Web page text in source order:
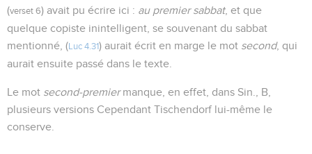
(verset 6) avait pu écrire ici : au premier sabbat, et que
quelque copiste inintelligent, se souvenant du sabbat
mentionné, ( Luc 4.31) aurait écrit en marge le mot second, qui
aurait ensuite passé dans le texte.
Le mot second-premiermanque, en effet, dans Sin., B,
plusieurs versions Cependant Tischendorf lui-même le
conserve.